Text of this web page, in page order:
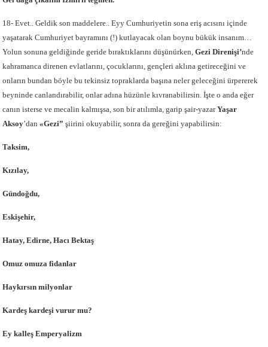
18- Evet.. Geldik son maddelere.. Eyy Cumhuriyetin sona eriş acısını içinde
yaşatarak Cumhuriyet bayramını (!) kutlayacak olan boynu bükük insanım…
Yolun sonuna geldiğinde geride bıraktıklarını düşünürken,Gezi Direnişi’nde
kahramanca direnen evlatlarını, çocuklarını, gençleri aklına getireceğini ve
onların bundan böyle bu tekinsiz topraklarda başına neler geleceğini ürpererek
beyninde canlandırabilir, onlar adına hüzünle kıvranabilirsin. İşte o anda eğer
canın isterse ve mecalin kalmışsa, son bir atılımla, garip şair-yazarYaşar
Aksoy’dan«Gezi” şiirini okuyabilir, sonra da gereğini yapabilirsin:
Taksim,
Kızılay,
Gündoğdu,
Eskişehir,
Hatay, Edirne, Hacı Bektaş
Omuz omuza fidanlar
Haykırsın milyonlar
Kardeş kardeşi vurur mu?
Ey kalleş Emperyalizm